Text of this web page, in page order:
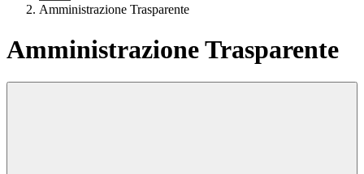
Amministrazione Trasparente
Amministrazione Trasparente